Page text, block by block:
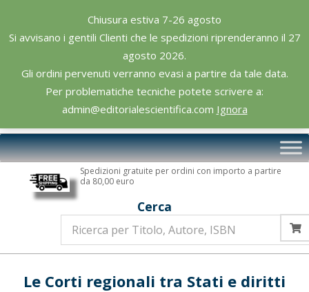
Chiusura estiva 7-26 agosto
Si avvisano i gentili Clienti che le spedizioni riprenderanno il 27
agosto 2026.
Gli ordini pervenuti verranno evasi a partire da tale data.
Per problematiche tecniche potete scrivere a:
admin@editorialescientifica.com Ignora
content
Editoriale
Scientifica
Primary
Navigation
Spedizioni gratuite per ordini con importo a partire
da 80,00 euro
Cerca
Le Corti regionali tra Stati e diritti